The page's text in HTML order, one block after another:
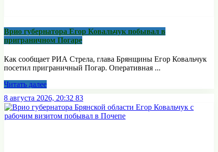
Врио губернатора Егор Ковальчук побывал в
приграничном Погаре
Как сообщает РИА Стрела, глава Брянщины Егор Ковальчук
посетил приграничный Погар. Оперативная ...
Читать далее
8 августа 2026, 20:32 83